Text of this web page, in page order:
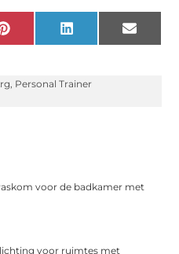
Pinterest LinkedIn Email
, Personal Trainer
voor de badkamer met
voor ruimtes met